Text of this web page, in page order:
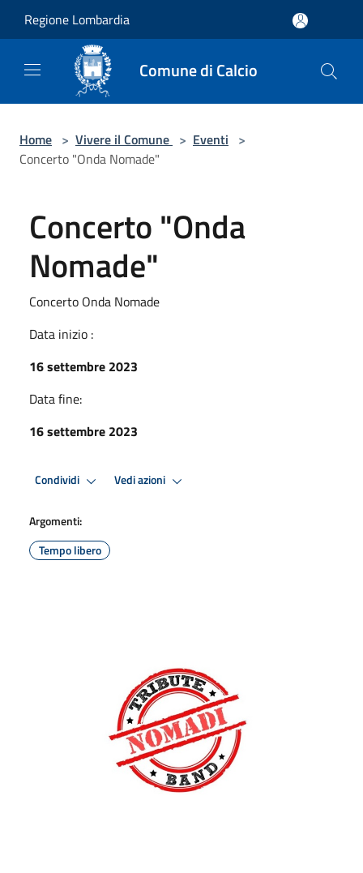
Regione Lombardia
Comune di Calcio
Home > Vivere il Comune > Eventi >
Concerto "Onda Nomade"
Concerto "Onda
Nomade"
Concerto Onda Nomade
Data inizio :
16 settembre 2023
Data fine:
16 settembre 2023
Condividi Vedi azioni
Argomenti:
Tempo libero